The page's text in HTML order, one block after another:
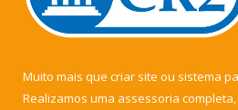
Muito mais que criar site ou sistema
Realizamos uma assessoria